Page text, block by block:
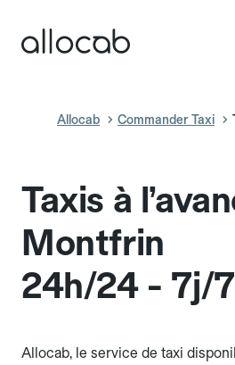
Allocab Commander Taxi
Taxis à
Montfrin
24h/24 - 7j/7
Allocab, le service de taxi